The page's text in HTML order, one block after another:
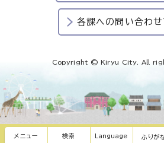
メニュー 検索 Language ふりが
各課への問い合わせ
Copyright © Kiryu City. All